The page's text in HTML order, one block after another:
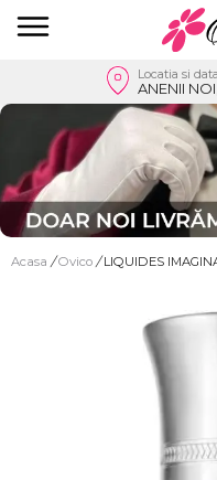
Locatia si
ANENII
Acasa / Ovico / LIQUIDES